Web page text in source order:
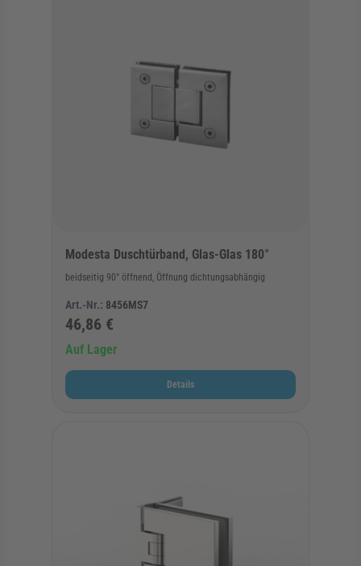
Modesta Duschtürband, Glas-Glas 180°
beidseitig 90° öffnend, Öffnung dichtungsabhängig
Art.-Nr.: 8456MS7
46,86 €
Auf Lager
Details